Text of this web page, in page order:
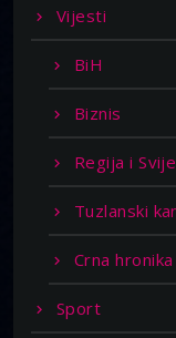
Vijesti
BiH
Biznis
Regija i
Tuzlanski
Crna hronika
Sport